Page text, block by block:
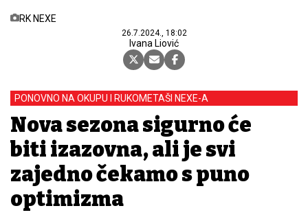
RK NEXE
26.7.2024., 18:02
Ivana Liović
PONOVNO NA OKUPU I RUKOMETAŠI NEXE-A
Nova sezona sigurno će
biti izazovna, ali je svi
zajedno čekamo s puno
optimizma